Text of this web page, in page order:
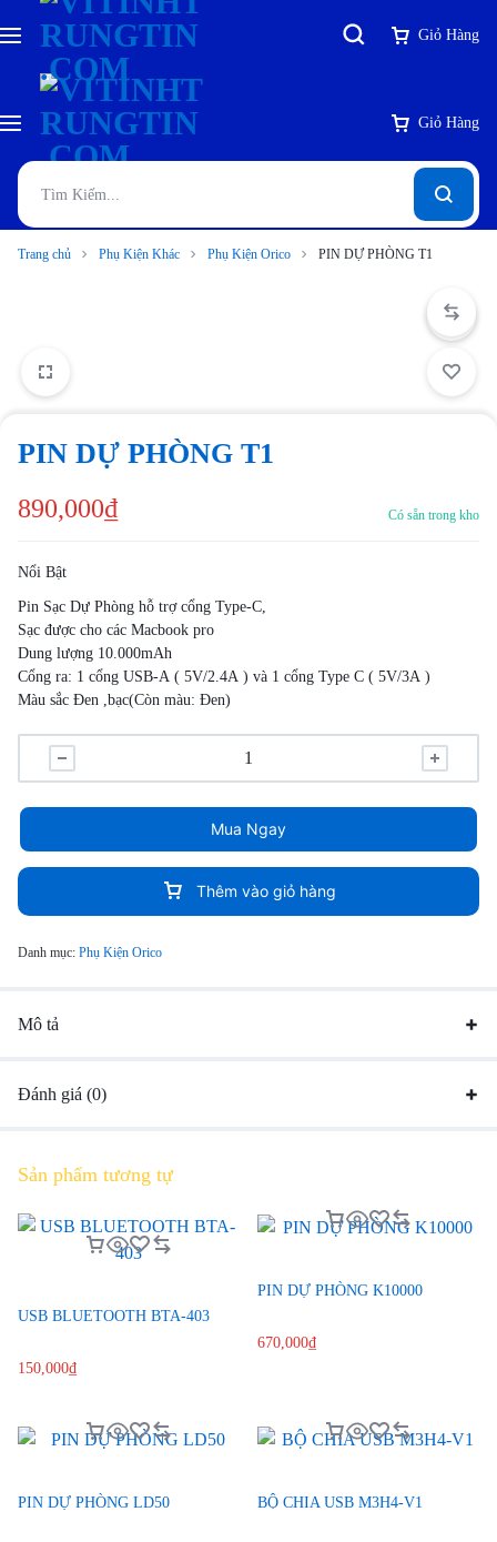
Giỏ Hàng
Giỏ Hàng
Trang chủ Phụ Kiện Khác Phụ Kiện Orico PIN DỰ PHÒNG T1
PIN DỰ PHÒNG T1
890,000₫ Có sẵn trong kho
Nổi Bật
Pin Sạc Dự Phòng hỗ trợ cổng Type-C,
Sạc được cho các Macbook pro
Dung lượng 10.000mAh
Cổng ra: 1 cổng USB-A ( 5V/2.4A ) và 1 cổng Type C ( 5V/3A )
Màu sắc Đen ,bạc(Còn màu: Đen)
Thêm vào giỏ hàng
Mua Ngay
Danh mục: Phụ Kiện Orico
Mô tả
Đánh giá (0)
Sản phẩm tương tự
USB BLUETOOTH BTA-403
150,000₫
PIN DỰ PHÒNG K10000
670,000₫
PIN DỰ PHÒNG LD50 BỘ CHIA USB M3H4-V1